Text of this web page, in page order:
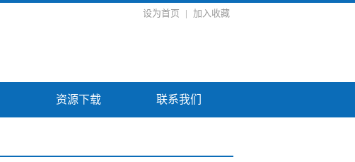
设为首页 | 加入收藏
资源下载 联系我们